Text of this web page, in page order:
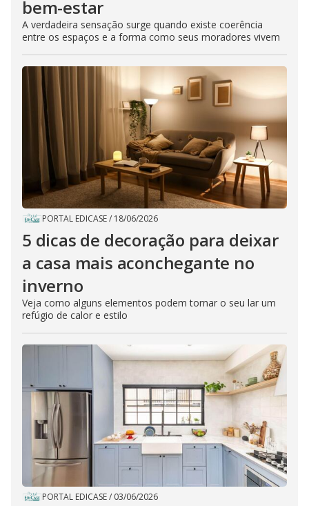
bem-estar
A verdadeira sensação surge quando existe coerência
entre os espaços e a forma como seus moradores vivem
PORTAL EDICASE/ 18/06/2026
5 dicas de decoração para deixar
a casa mais aconchegante no
inverno
Veja como alguns elementos podem tornar o seu lar um
refúgio de calor e estilo
PORTAL EDICASE/ 03/06/2026